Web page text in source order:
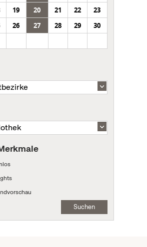
19 20 21 22
23
26 27 28 29
30
Suchen